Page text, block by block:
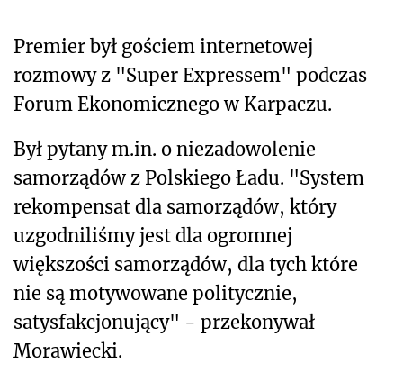
Premier był gościem internetowej
rozmowy z "Super Expressem" podczas
Forum Ekonomicznego w Karpaczu.
Był pytany m.in. o niezadowolenie
samorządów z Polskiego Ładu. "System
rekompensat dla samorządów, który
uzgodniliśmy jest dla ogromnej
większości samorządów, dla tych które
nie są motywowane politycznie,
satysfakcjonujący" - przekonywał
Morawiecki.